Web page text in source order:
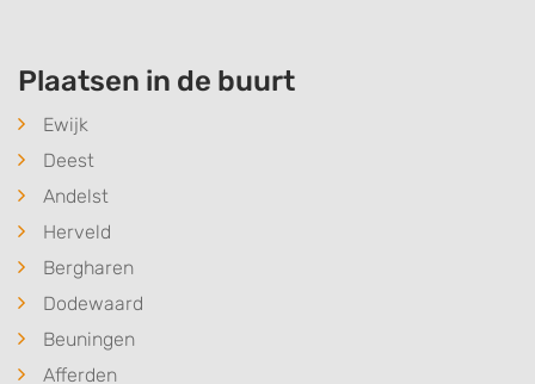
Plaatsen in de buurt
Ewijk
Deest
Andelst
Herveld
Bergharen
Dodewaard
Beuningen
Afferden